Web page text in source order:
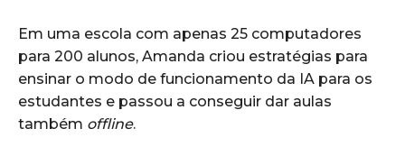
Em uma escola com apenas 25 computadores
para 200 alunos, Amanda criou estratégias para
ensinar o modo de funcionamento da IA para os
estudantes e passou a conseguir dar aulas
também offline.